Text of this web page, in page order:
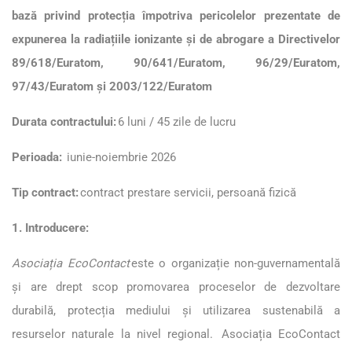
bază privind protecția împotriva pericolelor prezentate de
expunerea la radiațiile ionizante și de abrogare a Directivelor
89/618/Euratom, 90/641/Euratom, 96/29/Euratom,
97/43/Euratom și 2003/122/Euratom
Durata contractului: 6 luni / 45 zile de lucru
Perioada: iunie-noiembrie 2026
Tip contract:contract prestare servicii, persoană fizică
1. Introducere:
Asociația EcoContacteste o organizație non-guvernamentală
și are drept scop promovarea proceselor de dezvoltare
durabilă, protecția mediului și utilizarea sustenabilă a
resurselor naturale la nivel regional. Asociația EcoContact